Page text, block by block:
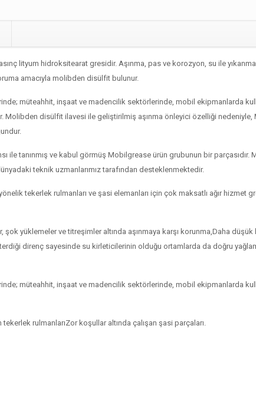
lityum hidroksitearat gresidir. Aşınma, pas ve korozyon, su ile
amacıyla molibden disülfit bulunur.
müteahhit, inşaat ve madencilik sektörlerinde, mobil ekipmanlarda
Molibden disülfit ilavesi ile geliştirilmiş aşınma önleyici özelliği
ile tanınmış ve kabul görmüş Mobilgrease ürün grubunun bir
teknik uzmanlarımız tarafından desteklenmektedir.
tekerlek rulmanları ve şasi elemanları için çok maksatlı ağır hizmet
şok yüklemeler ve titreşimler altında aşınmaya karşı korunma,Daha
direnç sayesinde su kirleticilerinin olduğu ortamlarda da doğru
müteahhit, inşaat ve madencilik sektörlerinde, mobil ekipmanlarda
rulmanlarıZor koşullar altında çalışan şasi parçaları.